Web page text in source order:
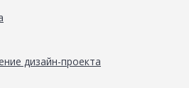
дизайн-проекта